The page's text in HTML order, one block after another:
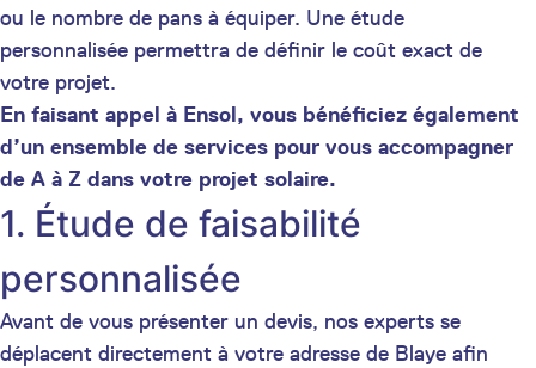
ou le nombre de pans à équiper. Une étude
personnalisée permettra de définir le coût exact de
votre projet.
En faisant appel à Ensol, vous bénéficiez également
d’un ensemble de services pour vous accompagner
de A à Z dans votre projet solaire.
1. Étude de faisabilité
personnalisée
Avant de vous présenter un devis, nos experts se
déplacent directement à votre adresse de Blaye afin